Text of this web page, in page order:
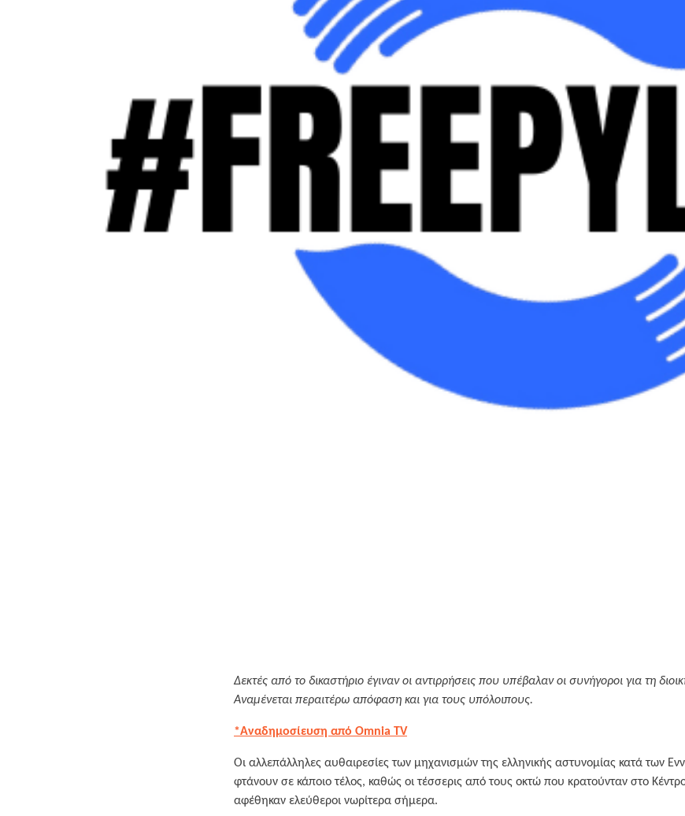
Δεκτές από το δικαστήριο έγιναν οι αντιρρήσεις που υπέβαλαν οι συνήγοροι για τη
Αναμένεται περαιτέρω απόφαση και για τους υπόλοιπους.
*Αναδημοσίευση από Omnia TV
Οι αλλεπάλληλες αυθαιρεσίες των μηχανισμών της ελληνικής αστυνομίας κατά των
φτάνουν σε κάποιο τέλος, καθώς οι τέσσερις από τους οκτώ που κρατούνταν στο
αφέθηκαν ελεύθεροι νωρίτερα σήμερα.